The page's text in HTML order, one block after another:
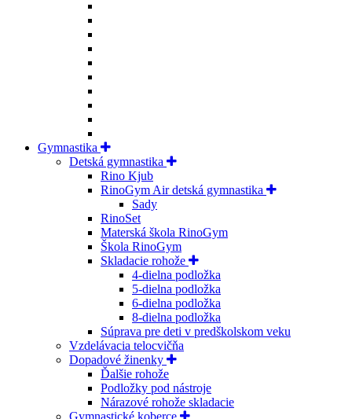
Gymnastika
Detská gymnastika
Rino Kjub
RinoGym Air detská gymnastika
Sady
RinoSet
Materská škola RinoGym
Škola RinoGym
Skladacie rohože
4-dielna podložka
5-dielna podložka
6-dielna podložka
8-dielna podložka
Súprava pre deti v predškolskom veku
Vzdelávacia telocvičňa
Dopadové žinenky
Ďalšie rohože
Podložky pod nástroje
Nárazové rohože skladacie